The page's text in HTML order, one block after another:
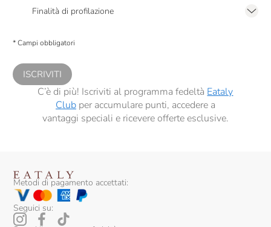
Finalità di profilazione
comunicazioni commerciali personalizzate, in caso di consenso prestato ai
* Campi obbligatori
ISCRIVITI
C’è di più! Iscriviti al programma fedeltà Eataly
Clubper accumulare punti, accedere a
vantaggi speciali e ricevere offerte esclusive.
Metodi di pagamento accettati:
Seguici su: